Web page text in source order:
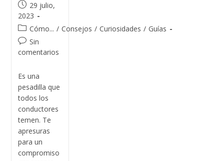
29 julio,
2023
Cómo... / Consejos / Curiosidades / Guías
Sin
comentarios
Es una
pesadilla que
todos los
conductores
temen. Te
apresuras
para un
compromiso